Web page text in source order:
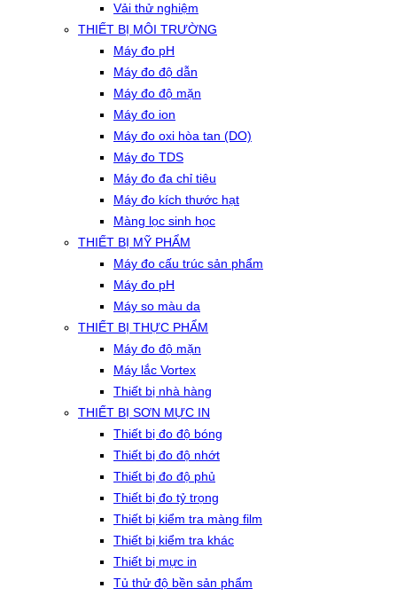
Vải thử nghiệm
THIẾT BỊ MÔI TRƯỜNG
Máy đo pH
Máy đo độ dẫn
Máy đo độ mặn
Máy đo ion
Máy đo oxi hòa tan (DO)
Máy đo TDS
Máy đo đa chỉ tiêu
Máy đo kích thước hạt
Màng lọc sinh học
THIẾT BỊ MỸ PHẨM
Máy đo cấu trúc sản phẩm
Máy đo pH
Máy so màu da
THIẾT BỊ THỰC PHẨM
Máy đo độ mặn
Máy lắc Vortex
Thiết bị nhà hàng
THIẾT BỊ SƠN MỰC IN
Thiết bị đo độ bóng
Thiết bị đo độ nhớt
Thiết bị đo độ phủ
Thiết bị đo tỷ trọng
Thiết bị kiểm tra màng film
Thiết bị kiểm tra khác
Thiết bị mực in
Tủ thử độ bền sản phẩm